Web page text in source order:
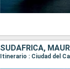
SUDAFRICA,